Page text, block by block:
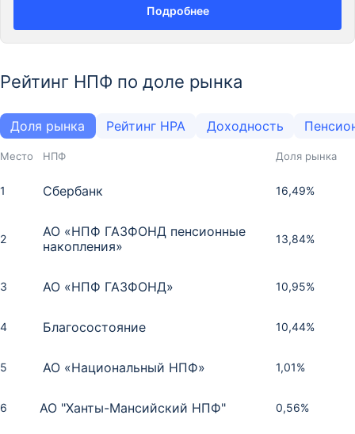
Подробнее
Рейтинг НПФ по доле рынка
Доля рынка Рейтинг НРА Доходность
Место НПФ Доля рынка
1 Сбербанк 16,49%
2
АО «НПФ ГАЗФОНД пенсионные
накопления»
13,84%
3 АО «НПФ ГАЗФОНД» 10,95%
4 Благосостояние 10,44%
5 АО «Национальный НПФ» 1,01%
6 АО "Ханты-Мансийский НПФ" 0,56%